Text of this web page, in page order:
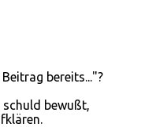
bereits..."?
schuld bewußt,